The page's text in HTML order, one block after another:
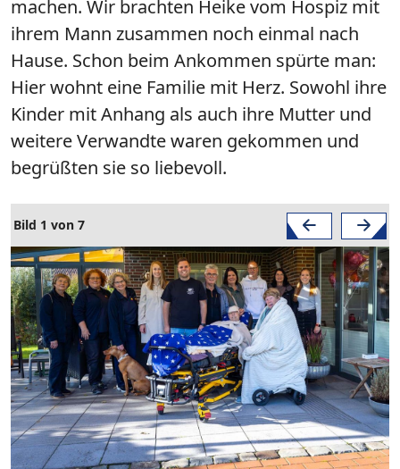
machen. Wir brachten Heike vom Hospiz mit
ihrem Mann zusammen noch einmal nach
Hause. Schon beim Ankommen spürte man:
Hier wohnt eine Familie mit Herz. Sowohl ihre
Kinder mit Anhang als auch ihre Mutter und
weitere Verwandte waren gekommen und
begrüßten sie so liebevoll.
Bild 1 von 7